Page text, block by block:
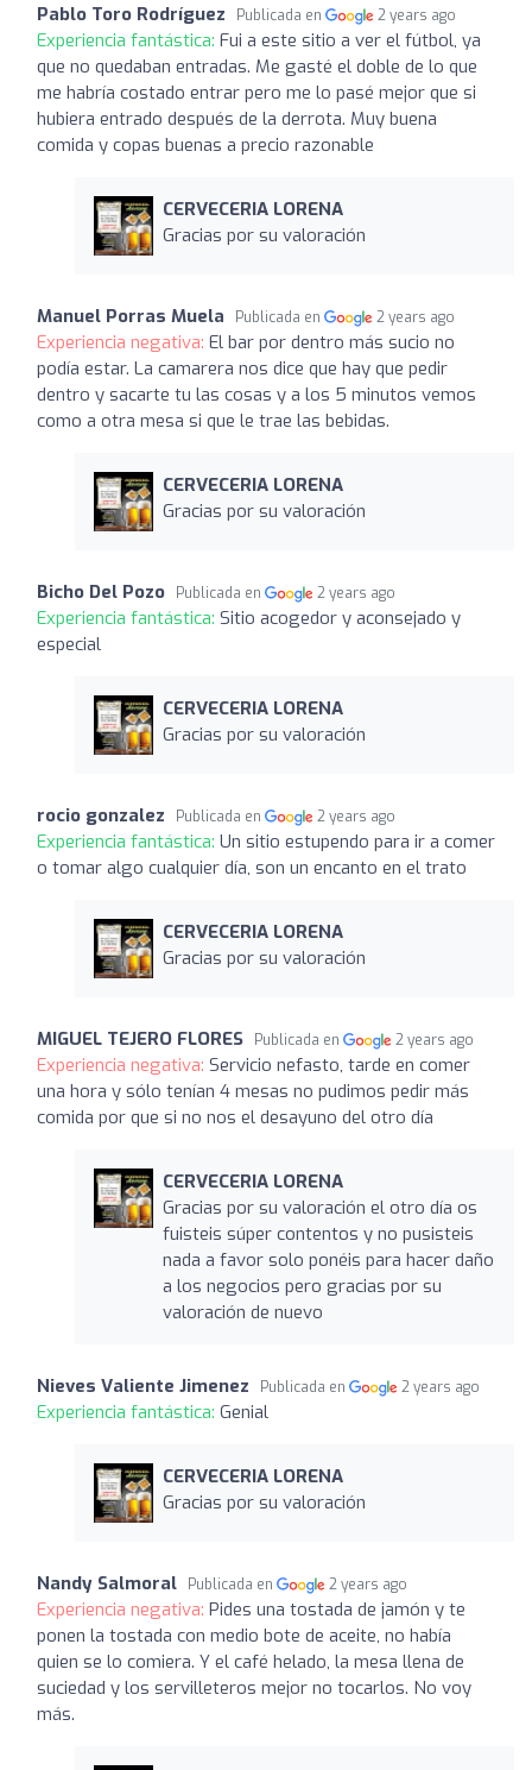
Pablo Toro Rodríguez Publicada en 2 years ago
Experiencia fantástica: Fui a este sitio a ver el fútbol, ya
que no quedaban entradas. Me gasté el doble de lo que
me habría costado entrar pero me lo pasé mejor que si
hubiera entrado después de la derrota. Muy buena
comida y copas buenas a precio razonable
CERVECERIA LORENA
Gracias por su valoración
Manuel Porras Muela Publicada en 2 years ago
Experiencia negativa: El bar por dentro más sucio no
podía estar. La camarera nos dice que hay que pedir
dentro y sacarte tu las cosas y a los 5 minutos vemos
como a otra mesa si que le trae las bebidas.
CERVECERIA LORENA
Gracias por su valoración
Bicho Del Pozo Publicada en 2 years ago
Experiencia fantástica: Sitio acogedor y aconsejado y
especial
CERVECERIA LORENA
Gracias por su valoración
rocio gonzalez Publicada en 2 years ago
Experiencia fantástica: Un sitio estupendo para ir a comer
o tomar algo cualquier día, son un encanto en el trato
CERVECERIA LORENA
Gracias por su valoración
MIGUEL TEJERO FLORES Publicada en 2 years ago
Experiencia negativa: Servicio nefasto, tarde en comer
una hora y sólo tenían 4 mesas no pudimos pedir más
comida por que si no nos el desayuno del otro día
CERVECERIA LORENA
Gracias por su valoración el otro día os
fuisteis súper contentos y no pusisteis
nada a favor solo ponéis para hacer daño
a los negocios pero gracias por su
valoración de nuevo
Nieves Valiente Jimenez Publicada en 2 years ago
Experiencia fantástica: Genial
CERVECERIA LORENA
Gracias por su valoración
Nandy Salmoral Publicada en 2 years ago
Experiencia negativa: Pides una tostada de jamón y te
ponen la tostada con medio bote de aceite, no había
quien se lo comiera. Y el café helado, la mesa llena de
suciedad y los servilleteros mejor no tocarlos. No voy
más.